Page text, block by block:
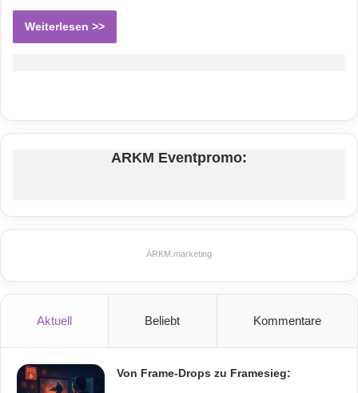
Weiterlesen >>
ARKM Eventpromo:
ARKM.marketing
Aktuell Beliebt Kommentare
Von Frame-Drops zu Framesieg: